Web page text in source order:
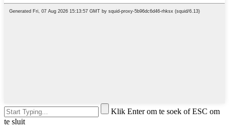
Klik Enter om te soek of ESC om
te sluit